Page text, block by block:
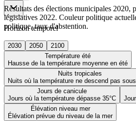
Horizon temporel
2030 2050
2100
Température été
Hausse de la température moyenne en été
Nuits tropicales
Nuits où la température ne descend pas
Jours de canicule
Jours où la température dépasse 35°C
Élévation niveau mer
Élévation prévue du niveau de la mer
Résultats des élections municipales 2020,
législatives 2022. Couleur politique
politique, taux d'abstention.